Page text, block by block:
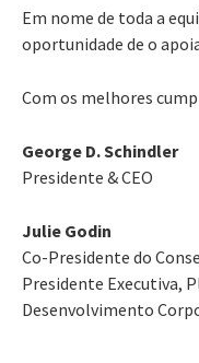
Em nome de toda a
oportunidade de o
Com os melhores
George D. Schindler
Presidente & CEO
Julie Godin
Co-Presidente do
Presidente Executiva,
Desenvolvimento